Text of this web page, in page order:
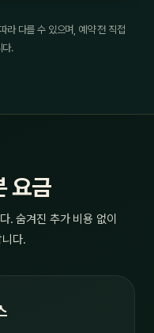
라 다를 수 있으며, 예약 전 직접
다.
요금
. 숨겨진 추가 비용 없이
다.